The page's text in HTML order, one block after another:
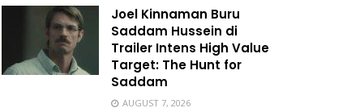
Joel Kinnaman Buru
Saddam Hussein di
Trailer Intens High Value
Target: The Hunt for
Saddam
AUGUST 7, 2026